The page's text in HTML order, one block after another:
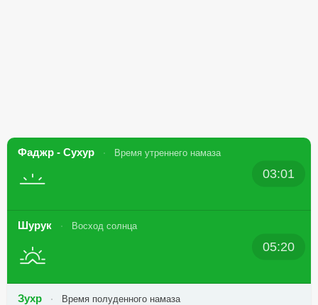
Фаджр - Сухур Время утреннего намаза
03:01
Шурук Восход солнца
05:20
Зухр Время полуденного намаза